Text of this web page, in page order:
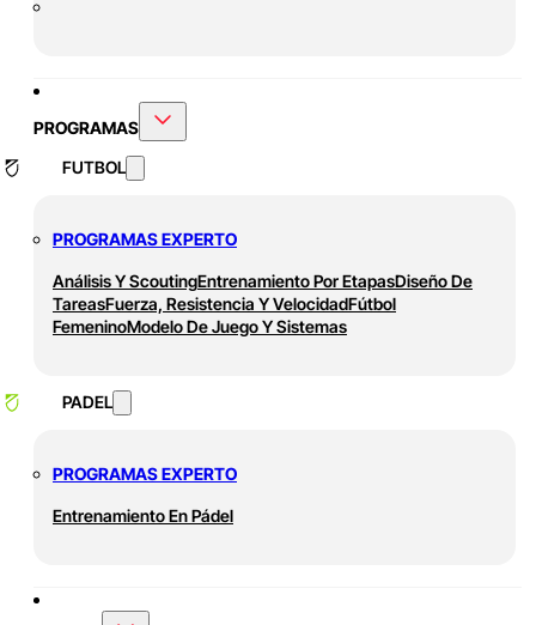
PROGRAMAS
FUTBOL
PROGRAMAS EXPERTO
Análisis Y ScoutingEntrenamiento Por EtapasDiseño De
TareasFuerza, Resistencia Y VelocidadFútbol
FemeninoModelo De Juego Y Sistemas
PADEL
PROGRAMAS EXPERTO
Entrenamiento En Pádel